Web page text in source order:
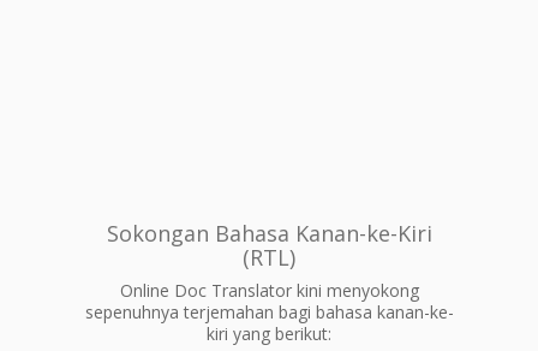
Sokongan Bahasa Kanan-ke-Kiri
(RTL)
Online Doc Translator kini menyokong
sepenuhnya terjemahan bagi bahasa kanan-ke-
kiri yang berikut: